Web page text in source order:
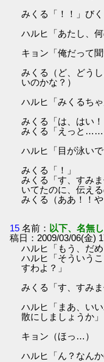
みくる「！！」びく
ハルヒ「あたし、
キョン「俺だって聞
みくる（ど、どう
いのかな？）
ハルヒ「みくるち
みくる「は、はい！
みくる「えっと
ハルヒ「目が泳いで
みくる「！」
みくる「す、すみ
いてたのに、伝え
みくる（ああ！！
15 名前： 以下、名無
稿日：2009/03/06(金)
ハルヒ「もう、だ
ハルヒ「そういう
すわよ？」
みくる「す、すみ
ハルヒ「まあ、い
散にしましょうか」
キョン（ほっ…）
ハルヒ「ん？なん